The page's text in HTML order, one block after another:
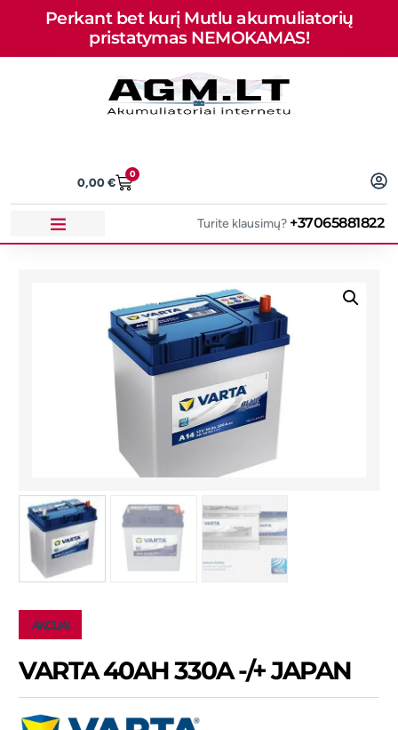
Perkant bet kurį Mutlu akumuliatorių
pristatymas NEMOKAMAS!
0,00€
0
Turite klausimų? +37065881822
AKCIJA!
VARTA 40AH 330A -/+ JAPAN